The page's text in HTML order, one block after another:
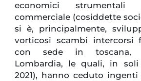
economici
commerciale (cosiddette
si è, principalmente,
vorticosi scambi intercorsi
con sede in toscana,
Lombardia, le quali, in
2021), hanno ceduto